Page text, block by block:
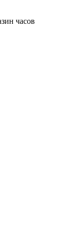
часов